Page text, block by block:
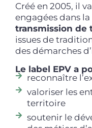
Créé en 2005, il
engagées dans la
transmission de
issues de
des démarches
Le label EPV a
reconnaître
valoriser les
territoire
soutenir le